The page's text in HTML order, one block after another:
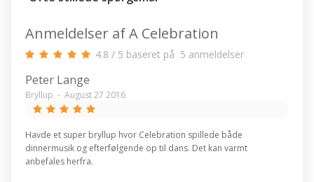
Anmeldelser af A Celebration
4.8 / 5 baseret på 5 anmeldelser
Peter Lange
Bryllup - August 27 2016
Havde et super bryllup hvor Celebration spillede både
dinnermusik og efterfølgende op til dans. Det kan varmt
anbefales herfra.